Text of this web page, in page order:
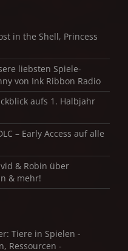
in the Shell, Princess
liebsten Spiele-
von Ink Ribbon Radio
aufs 1. Halbjahr
– Early Access auf alle
& Robin über
& mehr!
Tiere in Spielen -
Ressourcen -